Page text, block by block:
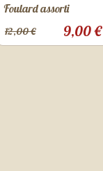
Foulard assorti
9,00 €
12,00 €